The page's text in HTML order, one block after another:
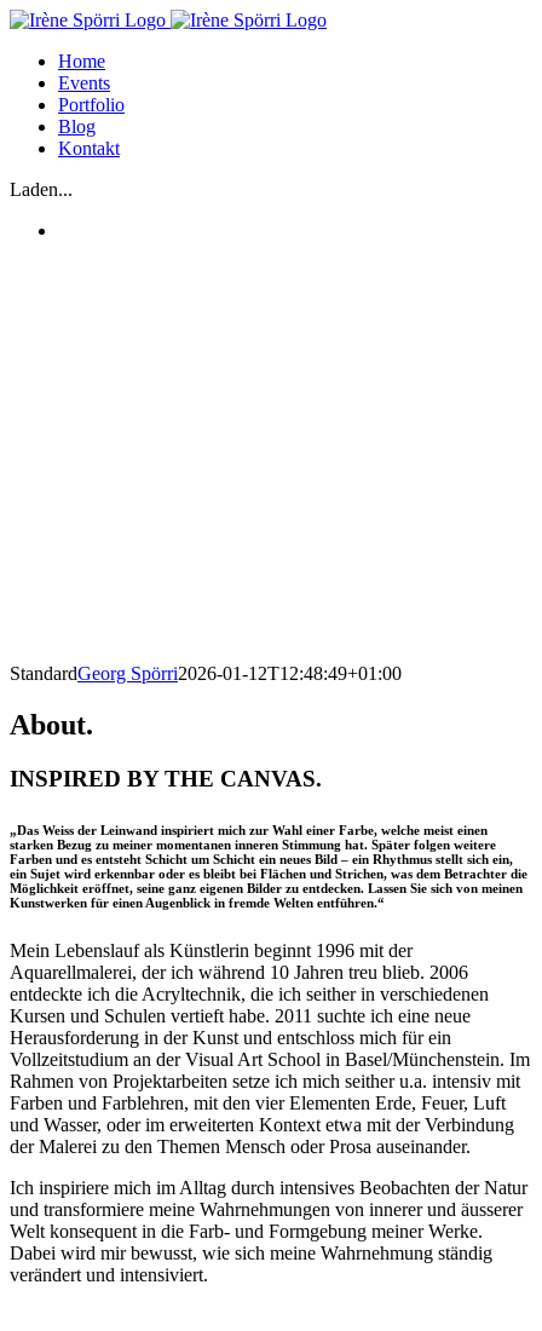
Zum
springenHome
Events
Portfolio
Blog
Kontakt
Laden...
StandardGeorg Spörri2026-01-12T12:48:49+01:00
About.
INSPIRED BY THE CANVAS.
„Das Weiss der Leinwand inspiriert mich zur Wahl einer Farbe, welche meist einen
starken Bezug zu meiner momentanen inneren Stimmung hat. Später folgen weitere
Farben und es entsteht Schicht um Schicht ein neues Bild – ein Rhythmus stellt sich ein,
ein Sujet wird erkennbar oder es bleibt bei Flächen und Strichen, was dem Betrachter die
Möglichkeit eröffnet, seine ganz eigenen Bilder zu entdecken. Lassen Sie sich von meinen
Kunstwerken für einen Augenblick in fremde Welten entführen.“
Mein Lebenslauf als Künstlerin beginnt 1996 mit der
Aquarellmalerei, der ich während 10 Jahren treu blieb. 2006
entdeckte ich die Acryltechnik, die ich seither in verschiedenen
Kursen und Schulen vertieft habe. 2011 suchte ich eine neue
Herausforderung in der Kunst und entschloss mich für ein
Vollzeitstudium an der Visual Art School in Basel/Münchenstein. Im
Rahmen von Projektarbeiten setze ich mich seither u.a. intensiv mit
Farben und Farblehren, mit den vier Elementen Erde, Feuer, Luft
und Wasser, oder im erweiterten Kontext etwa mit der Verbindung
der Malerei zu den Themen Mensch oder Prosa auseinander.
Ich inspiriere mich im Alltag durch intensives Beobachten der Natur
und transformiere meine Wahrnehmungen von innerer und äusserer
Welt konsequent in die Farb- und Formgebung meiner Werke.
Dabei wird mir bewusst, wie sich meine Wahrnehmung ständig
verändert und intensiviert.